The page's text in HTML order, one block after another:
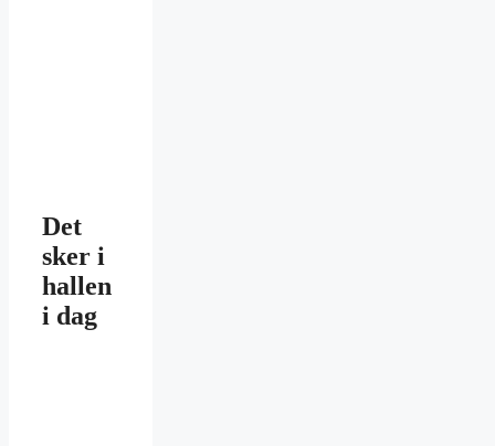
Det
sker i
hallen
i dag